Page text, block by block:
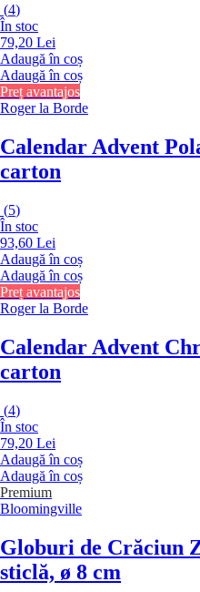
(4)
În stoc
79,20 Lei
Adaugă în coș
Adaugă în coș
Preț avantajos
Roger la Borde
Calendar Advent
carton
(5)
În stoc
93,60 Lei
Adaugă în coș
Adaugă în coș
Preț avantajos
Roger la Borde
Calendar Advent
carton
(4)
În stoc
79,20 Lei
Adaugă în coș
Adaugă în coș
Premium
Bloomingville
Globuri de Crăciun
sticlă, ø 8 cm